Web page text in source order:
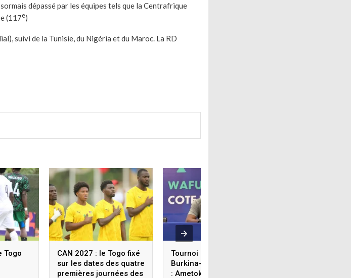
dépassé par les équipes tels que la Centrafrique
(117e)
suivi de la Tunisie, du Nigéria et du Maroc. La RD
Togo
CAN 2027 : le Togo fixé
sur les dates des quatre
premières journées des
Tournoi UFOA-B U20/
Burkina-Faso 3- 1 Togo
: Ametokodo Messan